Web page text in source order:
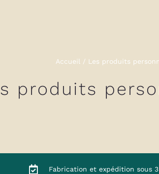
Accueil Les produits
produits
Fabrication et expédition sous